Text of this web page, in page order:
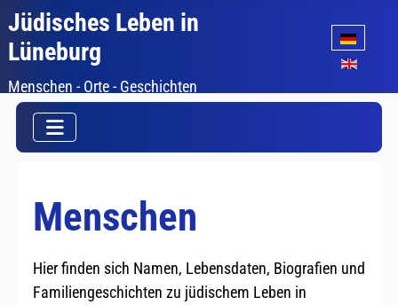
Jüdisches Leben in
Lüneburg
Menschen - Orte - Geschichten
Sprache